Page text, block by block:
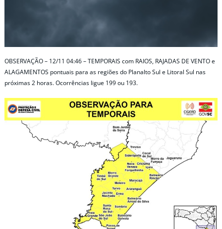
OBSERVAÇÃO – 12/11 04:46 – TEMPORAIS com RAIOS, RAJADAS DE VENTO e
ALAGAMENTOS pontuais para as regiões do Planalto Sul e Litoral Sul nas
próximas 2 horas. Ocorrências ligue 199 ou 193.